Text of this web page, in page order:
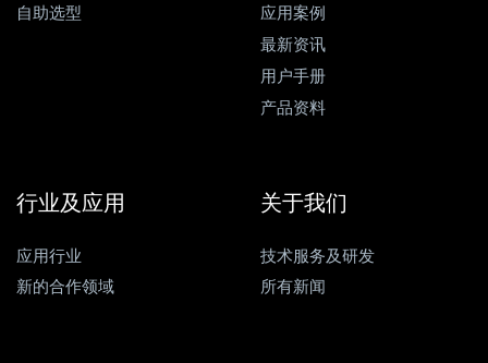
自助选型
应用案例
最新资讯
用户手册
产品资料
行业及应用
应用行业
新的合作领域
关于我们
技术服务及研发
所有新闻